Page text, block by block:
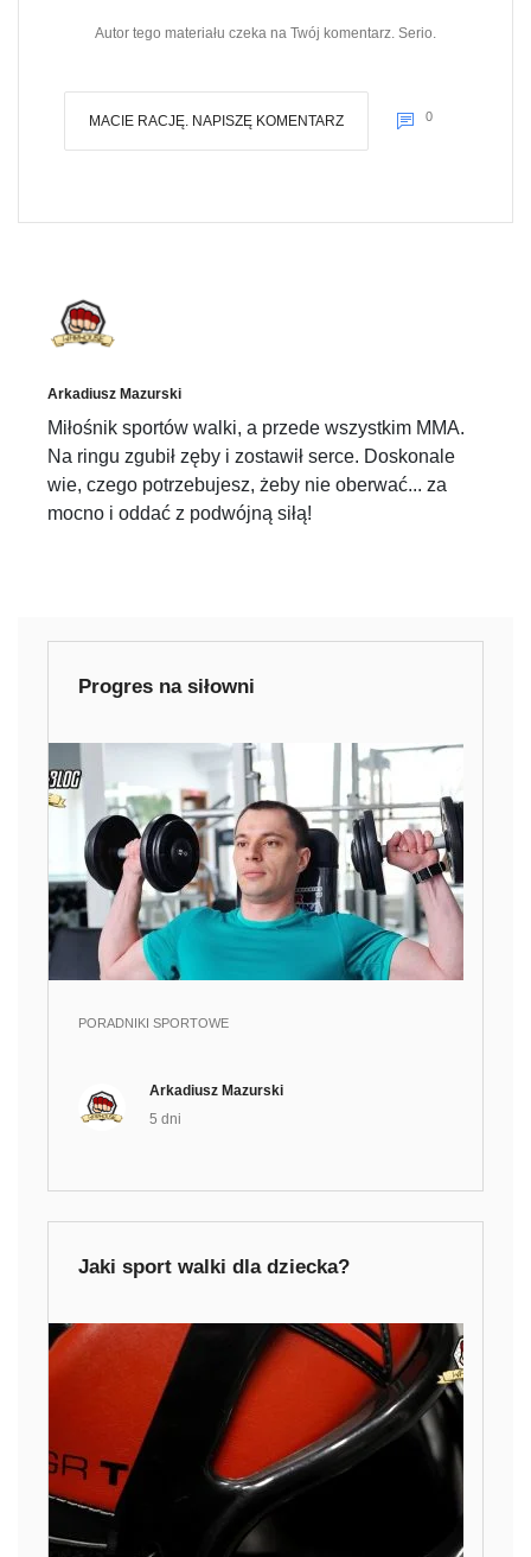
Autor tego materiału czeka na Twój komentarz. Serio.
MACIE RACJĘ. NAPISZĘ KOMENTARZ 0
Arkadiusz Mazurski
Miłośnik sportów walki, a przede wszystkim MMA.
Na ringu zgubił zęby i zostawił serce. Doskonale
wie, czego potrzebujesz, żeby nie oberwać... za
mocno i oddać z podwójną siłą!
Progres na siłowni
PORADNIKI SPORTOWE
Arkadiusz Mazurski
5 dni
Jaki sport walki dla dziecka?